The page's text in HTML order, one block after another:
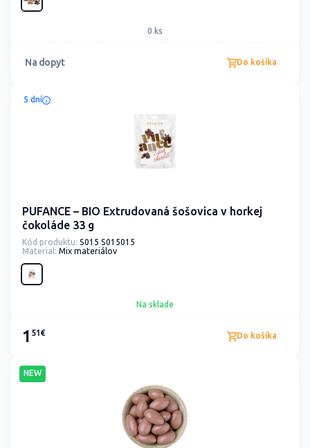
0 ks
Na dopyt Do košíka
5 dní
PUFANCE – BIO Extrudovaná šošovica v horkej
čokoláde 33 g
Kód produktu: S015 S015015
Material: Mix materiálov
Na sklade
1 51€ Do košíka
NEW